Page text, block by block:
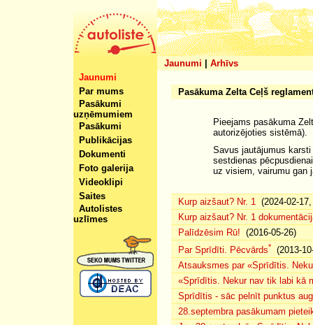
Jaunumi
Arhīvs
Jaunumi
Par mums
Pasākumi
uzņēmumiem
Pasākumi
Publikācijas
Dokumenti
Foto galerija
Videoklipi
Saites
Autolistes
uzlīmes
Pasākuma Zelta Ceļš
Pieejams pasākuma
autorizējoties sistēmā).
Savus jautājumus
sestdienas
uz visiem, vairumu gan
Kurp aizšaut? Nr. 1 (2024-02-
Kurp aizšaut? Nr. 1
Palīdzēsim Rū! (2016-05-26)
Par Sprīdīti. Pēcvārds*
(2013-
Atsauksmes par «Sprīdītis.
«Sprīdītis. Nekur nav tik labi kā
Sprīdītis - sāc pelnīt punktus
28.septembra pasākumam